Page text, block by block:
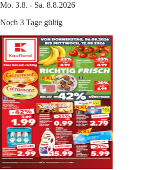
Mo. 3.8. - Sa. 8.8.2026
Noch 3 Tage gültig